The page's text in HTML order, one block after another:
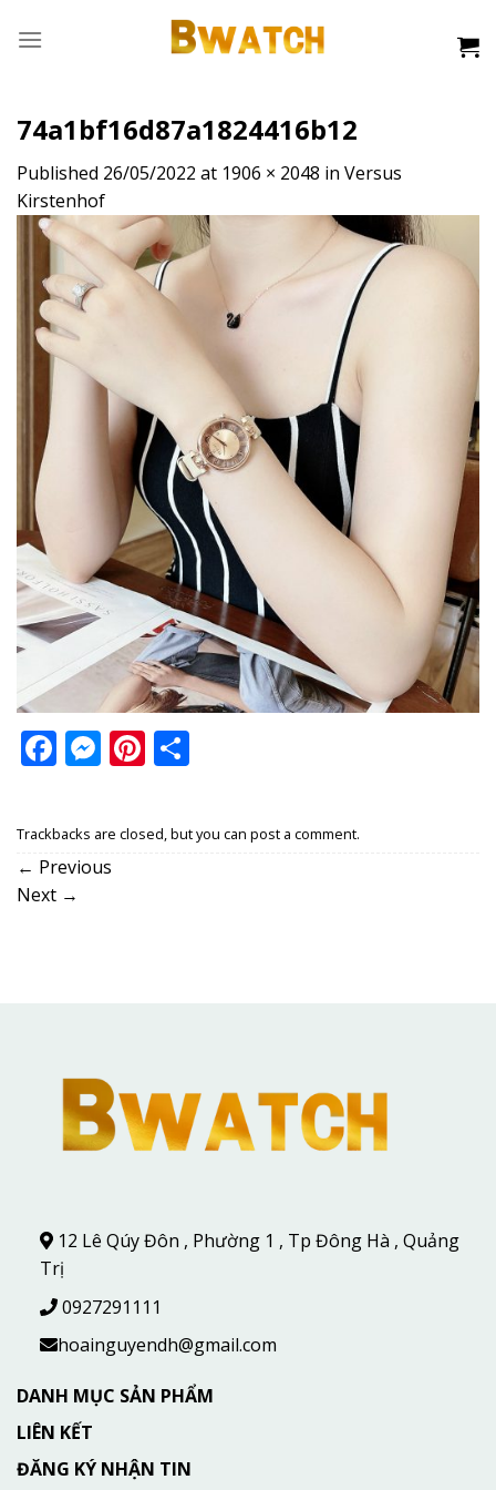
74a1bf16d87a1824416b12
Published 26/05/2022 at 1906 × 2048 in Versus
Kirstenhof
Facebook
Messenger
Pinterest
Trackbacks are closed, but you can post a comment.
← Previous
Next →
12 Lê Qúy Đôn , Phường 1 , Tp Đông Hà , Quảng
Trị
0927291111
hoainguyendh@gmail.com
DANH MỤC SẢN PHẨM
LIÊN KẾT
ĐĂNG KÝ NHẬN TIN